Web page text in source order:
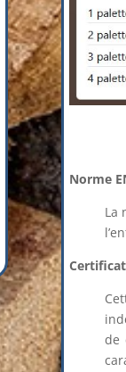
Norme
La
de